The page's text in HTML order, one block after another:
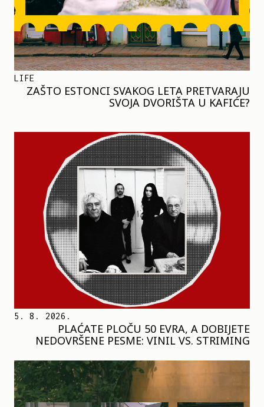
LIFE
ZAŠTO ESTONCI SVAKOG LETA PRETVARAJU
SVOJA DVORIŠTA U KAFIĆE?
5. 8. 2026.
PLAĆATE PLOČU 50 EVRA, A DOBIJETE
NEDOVRŠENE PESME: VINIL VS. STRIMING